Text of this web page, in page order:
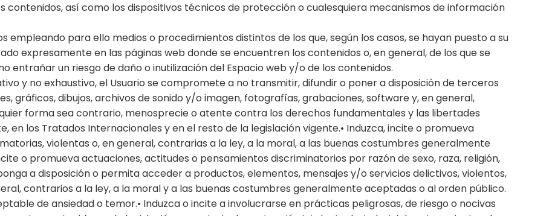
así como los dispositivos técnicos de protección o cualesquiera mecanismos de información
para ello medios o procedimientos distintos de los que, según los casos, se hayan puesto a su
expresamente en las páginas web donde se encuentren los contenidos o, en general, de los que se
un riesgo de daño o inutilización del Espacio web y/o de los contenidos.
y no exhaustivo, el Usuario se compromete a no transmitir, difundir o poner a disposición de terceros
gráficos, dibujos, archivos de sonido y/o imagen, fotografías, grabaciones, software y, en general,
forma sea contrario, menosprecie o atente contra los derechos fundamentales y las libertades
en los Tratados Internacionales y en el resto de la legislación vigente.• Induzca, incite o promueva
violentas o, en general, contrarias a la ley, a la moral, a las buenas costumbres generalmente
o promueva actuaciones, actitudes o pensamientos discriminatorios por razón de sexo, raza, religión,
a disposición o permita acceder a productos, elementos, mensajes y/o servicios delictivos, violentos,
contrarios a la ley, a la moral y a las buenas costumbres generalmente aceptadas o al orden público.
de ansiedad o temor.• Induzca o incite a involucrarse en prácticas peligrosas, de riesgo o nocivas